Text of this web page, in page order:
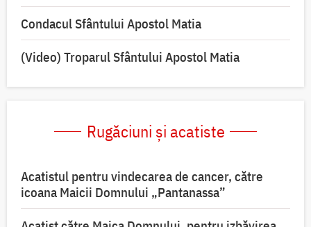
Condacul Sfântului Apostol Matia
(Video) Troparul Sfântului Apostol Matia
Rugăciuni și acatiste
Acatistul pentru vindecarea de cancer, către
icoana Maicii Domnului „Pantanassa”